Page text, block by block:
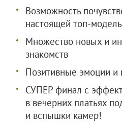
Возможность
настоящей топ-
Множество новых и
знакомств
Позитивные эмоции и
СУПЕР финал с
в вечерних платьях
и вспышки камер!